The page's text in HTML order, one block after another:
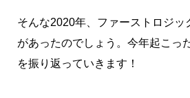
そんな2020年、ファーストロジッ
があったのでしょう。今年起こっ
を振り返っていきます！